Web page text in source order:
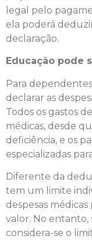
legal pelo
ela poderá
declaração.
Educação pode
Para
declarar as
Todos os gastos
médicas, desde
deficiência, e os
especializadas
Diferente da
tem um limite
despesas
valor. No entanto,
considera-se o